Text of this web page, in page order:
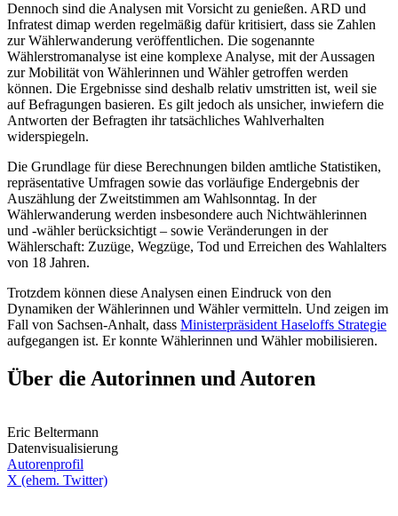
Dennoch sind die Analysen mit Vorsicht zu genießen. ARD und
Infratest dimap werden regelmäßig dafür kritisiert, dass sie Zahlen
zur Wählerwanderung veröffentlichen. Die sogenannte
Wählerstromanalyse ist eine komplexe Analyse, mit der Aussagen
zur Mobilität von Wählerinnen und Wähler getroffen werden
können. Die Ergebnisse sind deshalb relativ umstritten ist, weil sie
auf Befragungen basieren. Es gilt jedoch als unsicher, inwiefern die
Antworten der Befragten ihr tatsächliches Wahlverhalten
widerspiegeln.
Die Grundlage für diese Berechnungen bilden amtliche Statistiken,
repräsentative Umfragen sowie das vorläufige Endergebnis der
Auszählung der Zweitstimmen am Wahlsonntag. In der
Wählerwanderung werden insbesondere auch Nichtwählerinnen
und -wähler berücksichtigt – sowie Veränderungen in der
Wählerschaft: Zuzüge, Wegzüge, Tod und Erreichen des Wahlalters
von 18 Jahren.
Trotzdem können diese Analysen einen Eindruck von den
Dynamiken der Wählerinnen und Wähler vermitteln. Und zeigen im
Fall von Sachsen-Anhalt, dass Ministerpräsident Haseloffs Strategie
aufgegangen ist. Er konnte Wählerinnen und Wähler mobilisieren.
Über die Autorinnen und Autoren
Eric Beltermann
Datenvisualisierung
Autorenprofil
X (ehem. Twitter)